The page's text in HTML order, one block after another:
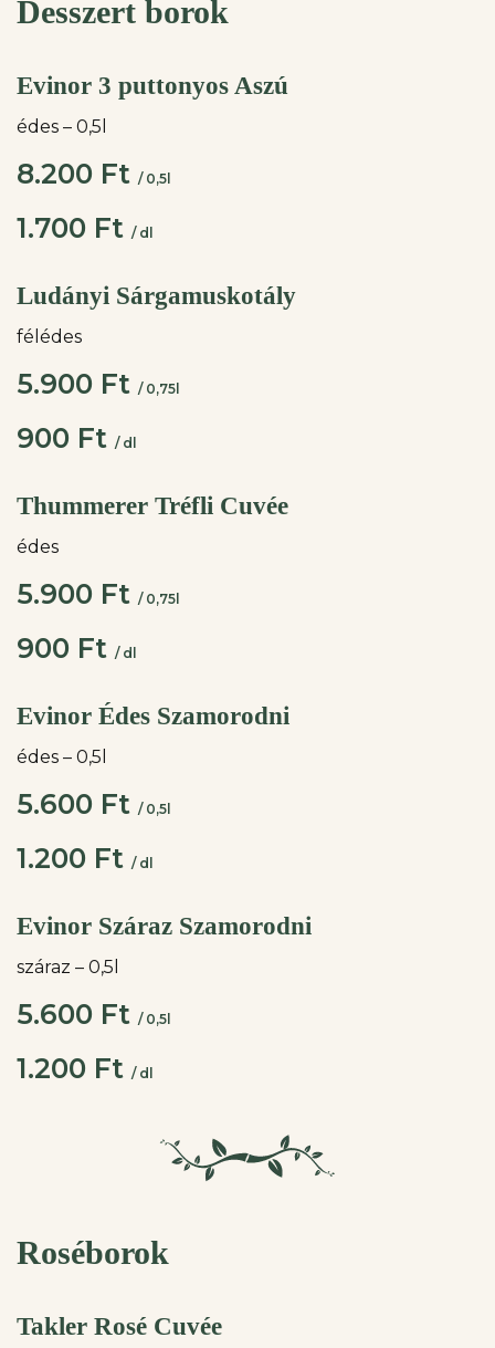
Desszert borok
Evinor 3 puttonyos Aszú
édes – 0,5l
8.200 Ft / 0,5l
1.700 Ft / dl
Ludányi Sárgamuskotály
félédes
5.900 Ft / 0,75l
900 Ft / dl
Thummerer Tréfli Cuvée
édes
5.900 Ft / 0,75l
900 Ft / dl
Evinor Édes Szamorodni
édes – 0,5l
5.600 Ft / 0,5l
1.200 Ft / dl
Evinor Száraz Szamorodni
száraz – 0,5l
5.600 Ft / 0,5l
1.200 Ft / dl
Roséborok
Takler Rosé Cuvée